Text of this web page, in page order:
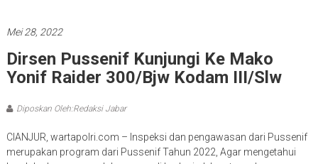
Dirsen Pussenif Kunjungi Ke Mako
Yonif Raider 300/Bjw Kodam III/Slw
merupakan program dari Pussenif Tahun 2022, Agar mengetahui
kendala dan permasalahan yang di hadapi oleh satuan dan